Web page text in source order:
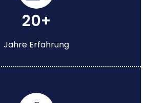
20+
Jahre Erfahrung